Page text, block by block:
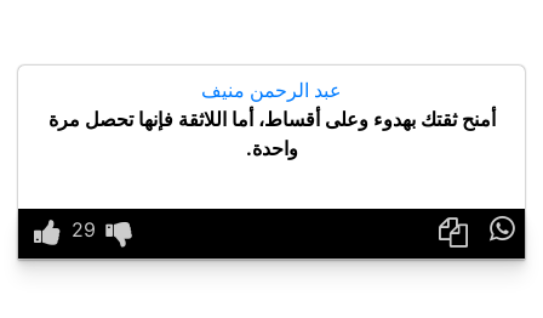
عبد الرحمن منيف
أمنح ثقتك بهدوء وعلى أقساط، أما اللاثقة فإنها تحصل مرة
واحدة.
